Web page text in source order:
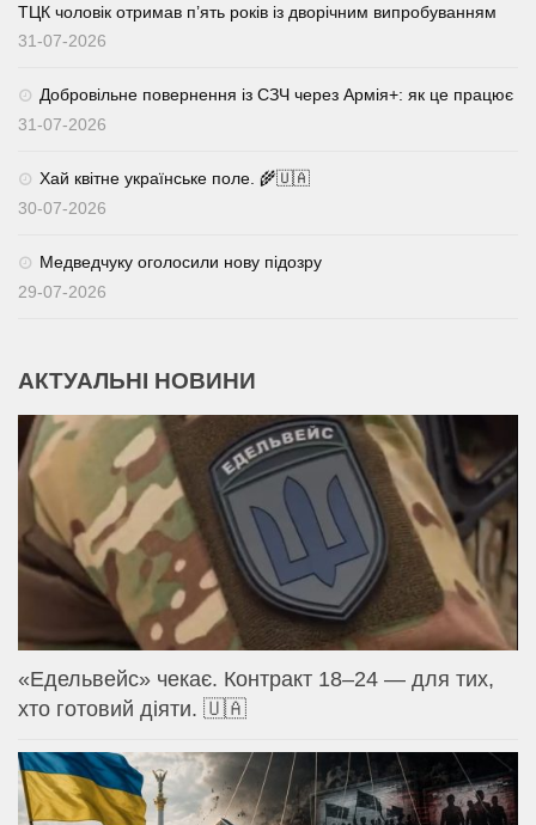
ТЦК чоловік отримав п’ять років із дворічним випробуванням
31-07-2026
Добровільне повернення із СЗЧ через Армія+: як це працює
31-07-2026
Хай квітне українське поле. 🌾🇺🇦
30-07-2026
Медведчуку оголосили нову підозру
29-07-2026
АКТУАЛЬНІ НОВИНИ
«Едельвейс» чекає. Контракт 18–24 — для тих,
хто готовий діяти. 🇺🇦